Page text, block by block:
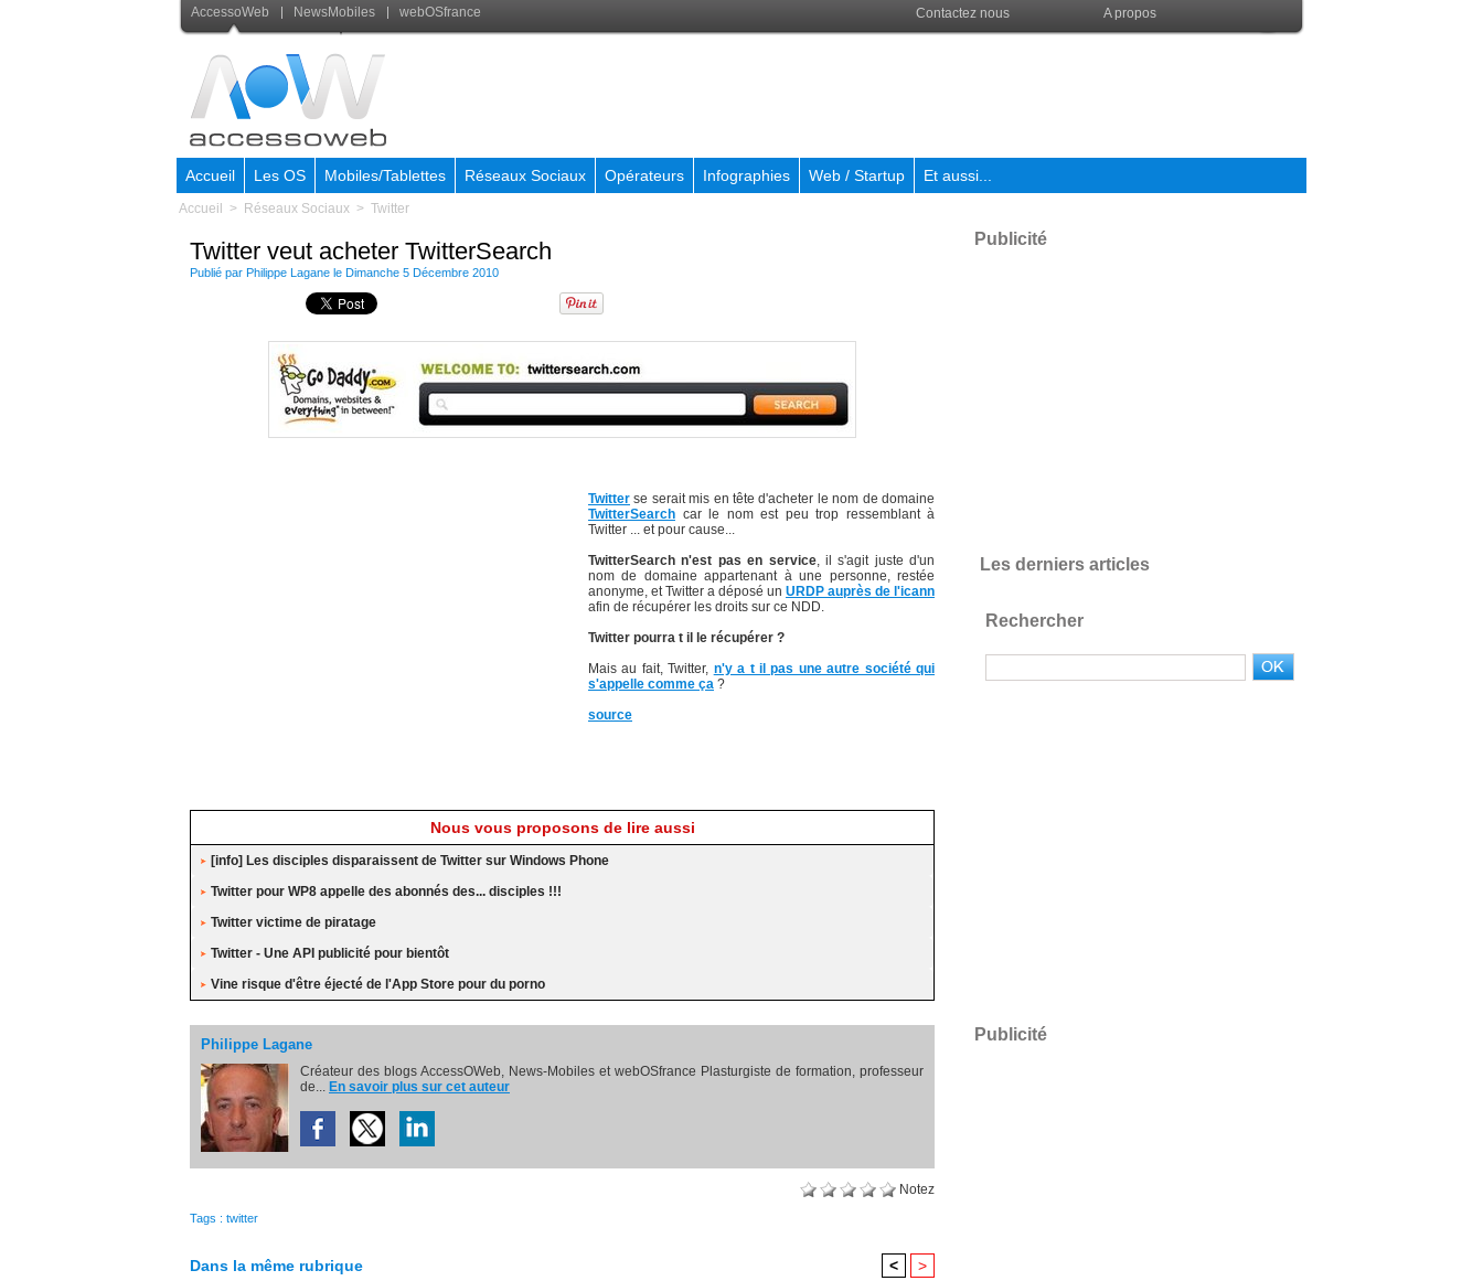
AccessoWeb NewsMobiles webOSfrance Contactez nous A propos
Accueil Les OS Mobiles/Tablettes Réseaux Sociaux Opérateurs Infographies Web / Startup Et aussi...
Accueil > Réseaux Sociaux > Twitter
Twitter veut acheter TwitterSearch
Publié par Philippe Lagane le Dimanche 5 Décembre 2010
Twitter se serait mis en tête d'acheter le nom de domaine
TwitterSearch car le nom est peu trop ressemblant à
Twitter ... et pour cause...
TwitterSearch n'est pas en service, il s'agit juste d'un
nom de domaine appartenant à une personne, restée
anonyme, et Twitter a déposé un URDP auprès de l'icann
afin de récupérer les droits sur ce NDD.
Twitter pourra t il le récupérer ?
Mais au fait, Twitter, n'y a t il pas une autre société qui
s'appelle comme ça ?
source
Nous vous proposons de lire aussi
[info] Les disciples disparaissent de Twitter sur Windows Phone
Twitter pour WP8 appelle des abonnés des... disciples !!!
Twitter victime de piratage
Twitter - Une API publicité pour bientôt
Vine risque d'être éjecté de l'App Store pour du porno
Philippe Lagane
Créateur des blogs AccessOWeb, News-Mobiles et webOSfrance Plasturgiste de formation, professeur
de... En savoir plus sur cet auteur
Notez
Tags : twitter
Dans la même rubrique < >
Publicité
Les derniers articles
Rechercher
Publicité